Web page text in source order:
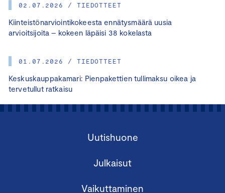
02.07.2026 / TIEDOTTEET
Kiinteistönarviointikokeesta ennätysmäärä uusia
arvioitsijoita – kokeen läpäisi 38 kokelasta
01.07.2026 / TIEDOTTEET
Keskuskauppakamari: Pienpakettien tullimaksu oikea ja
tervetullut ratkaisu
Uutishuone
Julkaisut
Vaikuttaminen